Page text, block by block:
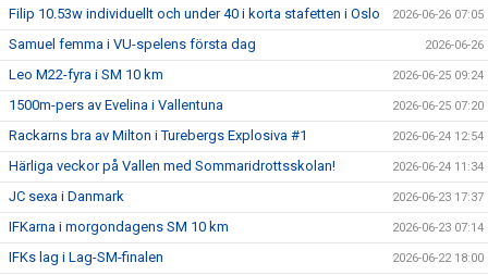
Filip 10.53w individuellt och under 40 i korta stafetten i Oslo 2026-06-26 07:05
Samuel femma i VU-spelens första dag 2026-06-26
Leo M22-fyra i SM 10 km 2026-06-25 09:24
1500m-pers av Evelina i Vallentuna 2026-06-25 07:20
Rackarns bra av Milton i Turebergs Explosiva #1 2026-06-24 12:54
Härliga veckor på Vallen med Sommaridrottsskolan! 2026-06-24 11:34
JC sexa i Danmark 2026-06-23 17:37
IFKarna i morgondagens SM 10 km 2026-06-23 07:14
IFKs lag i Lag-SM-finalen 2026-06-22 18:00